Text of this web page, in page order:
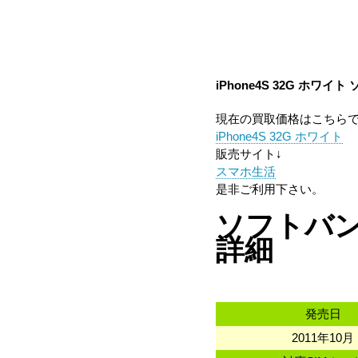
iPhone4S 32G ホワイト
現在の買取価格はこちら
iPhone4S 32G ホワイト
販売サイト↓
スマホ生活
是非ご利用下さい。
ソフトバ
詳細
発売日
2011年10月